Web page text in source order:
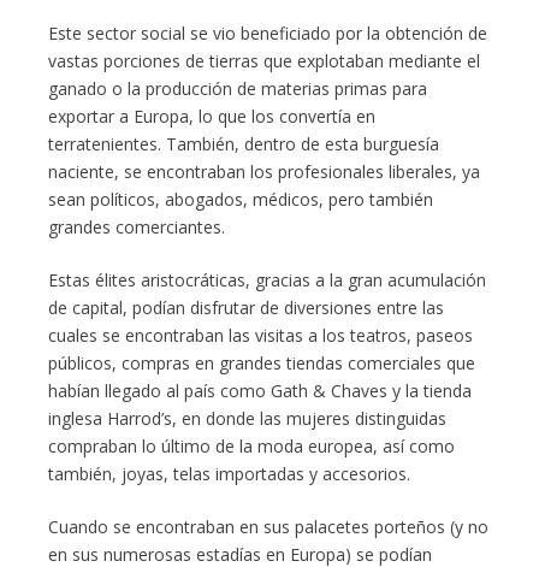
Este sector social se vio beneficiado por la obtención de
vastas porciones de tierras que explotaban mediante el
ganado o la producción de materias primas para
exportar a Europa, lo que los convertía en
terratenientes. También, dentro de esta burguesía
naciente, se encontraban los profesionales liberales, ya
sean políticos, abogados, médicos, pero también
grandes comerciantes.
Estas élites aristocráticas, gracias a la gran acumulación
de capital, podían disfrutar de diversiones entre las
cuales se encontraban las visitas a los teatros, paseos
públicos, compras en grandes tiendas comerciales que
habían llegado al país como Gath & Chaves y la tienda
inglesa Harrod’s, en donde las mujeres distinguidas
compraban lo último de la moda europea, así como
también, joyas, telas importadas y accesorios.
Cuando se encontraban en sus palacetes porteños (y no
en sus numerosas estadías en Europa) se podían